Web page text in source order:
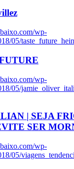
wp-
05/
wp-
05/
| SEJA
SER
wp-
05/